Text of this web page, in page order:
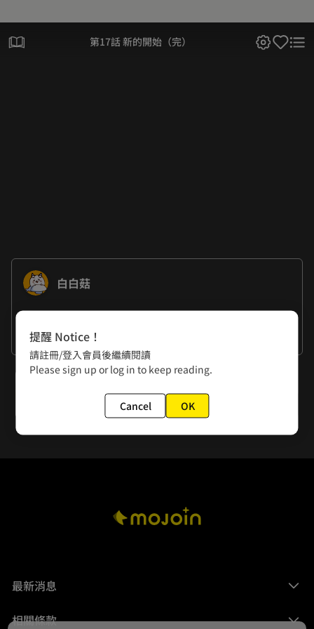
第17話 新的開始（完）
白白菇
我終於感受到冬天的溫度了
下一話
後記
最新消息
相關條款
提醒 Notice！
請註冊/登入會員後繼續閱讀
Please sign up or log in to keep reading.
Cancel OK